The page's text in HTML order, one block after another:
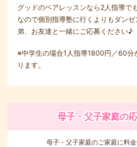
グッドのペアレッスンなら2人指導で
なので個別指導塾に行くよりもダン
弟、お友達と一緒にご応募ください♪
※中学生の場合1人指導1800円／60分
ります。
母子・父子家庭の応
母子・父子家庭のご家庭に料